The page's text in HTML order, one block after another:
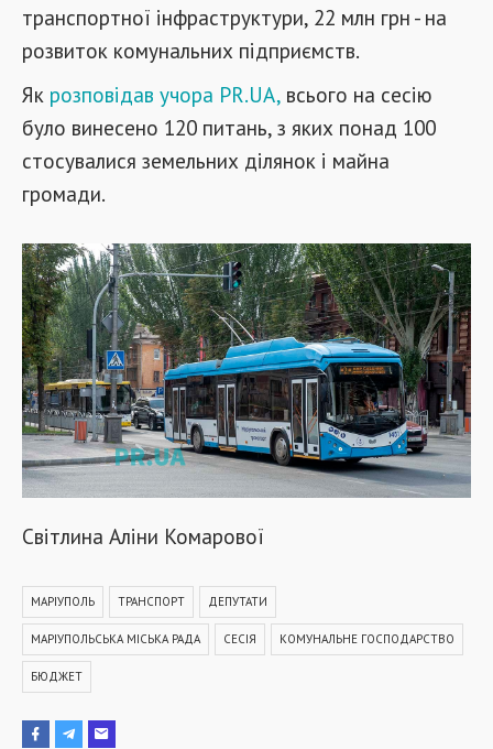
транспортної інфраструктури, 22 млн грн - на
розвиток комунальних підприємств.
Як розповідав учора PR.UA, всього на сесію
було винесено 120 питань, з яких понад 100
стосувалися земельних ділянок і майна
громади.
Світлина Аліни Комарової
МАРІУПОЛЬ ТРАНСПОРТ ДЕПУТАТИ
МАРІУПОЛЬСЬКА МІСЬКА РАДА СЕСІЯ КОМУНАЛЬНЕ ГОСПОДАРСТВО
БЮДЖЕТ